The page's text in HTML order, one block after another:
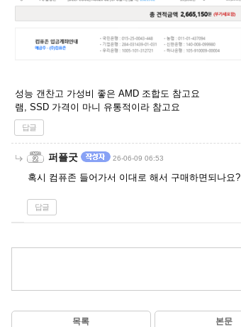
성능 갠찬고 가성비 좋은 AMD 조합도 참고요
램, SSD 가격이 마니 유통적이라 참고요
답글
퍼플굿 26-06-09 06:53
혹시 컴퓨존 들어가서 이대로 해서 구매하면되나요?
답글
목록 본문